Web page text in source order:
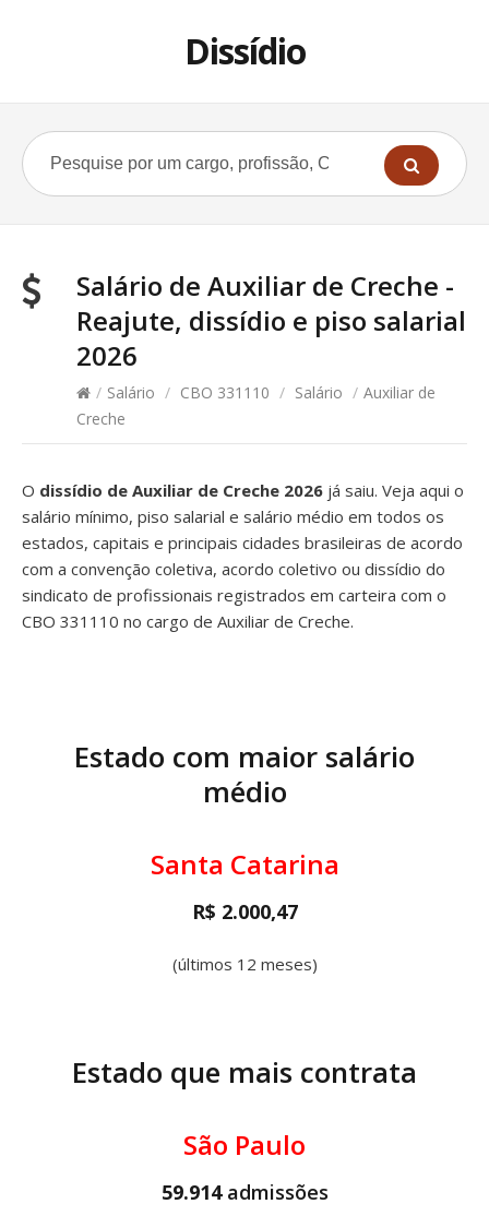
Dissídio
Salário de Auxiliar de Creche -
Reajute, dissídio e piso salarial
2026
/ Salário / CBO 331110 / Salário / Auxiliar de
Creche
O dissídio de Auxiliar de Creche 2026 já saiu. Veja aqui o
salário mínimo, piso salarial e salário médio em todos os
estados, capitais e principais cidades brasileiras de acordo
com a convenção coletiva, acordo coletivo ou dissídio do
sindicato de profissionais registrados em carteira com o
CBO 331110 no cargo de Auxiliar de Creche.
Estado com maior salário
médio
Santa Catarina
R$ 2.000,47
(últimos 12 meses)
Estado que mais contrata
São Paulo
59.914 admissões